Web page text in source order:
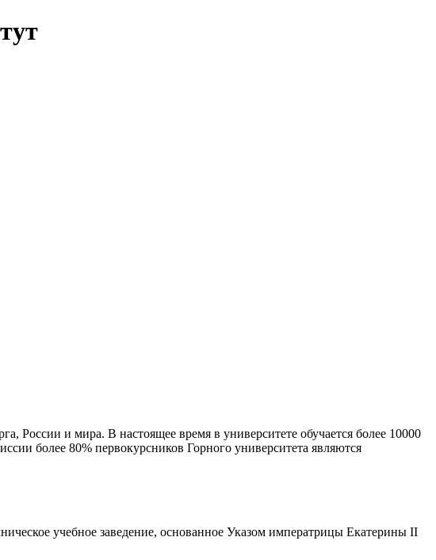
России и мира. В настоящее время в университете обучается более 10000
более 80% первокурсников Горного университета являются
учебное заведение, основанное Указом императрицы Екатерины II